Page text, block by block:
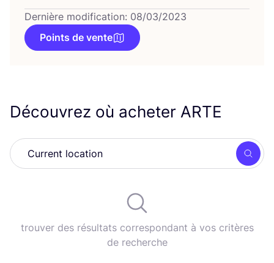
Dernière modification: 08/03/2023
Points de vente
Découvrez où acheter ARTE
trouver des résultats correspondant à vos critères
de recherche